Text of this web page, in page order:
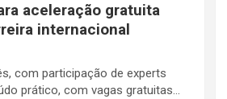
aceleração gratuita
internacional
com participação de experts
prático, com vagas gratuitas…